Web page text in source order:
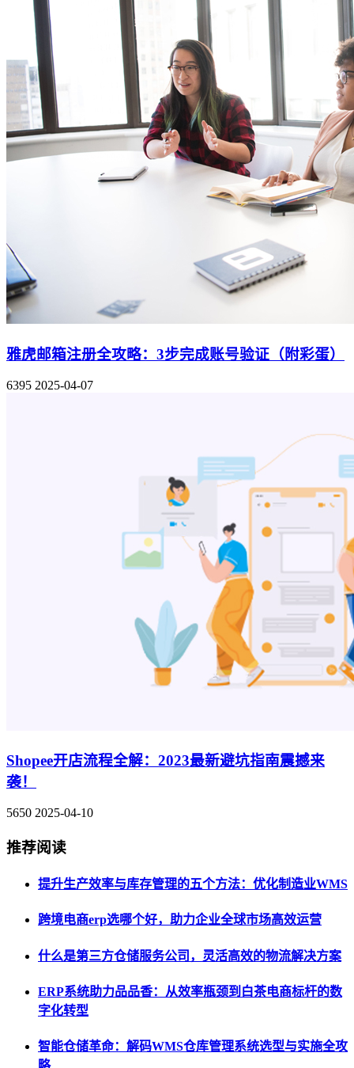
雅虎邮箱注册全攻略：3步完成账号验证（附彩蛋）
6395 2025-04-07
Shopee开店流程全解：2023最新避坑指南震撼来
袭！
5650 2025-04-10
推荐阅读
提升生产效率与库存管理的五个方法：优化制造业WMS
跨境电商erp选哪个好，助力企业全球市场高效运营
什么是第三方仓储服务公司，灵活高效的物流解决方案
ERP系统助力品品香：从效率瓶颈到白茶电商标杆的数
字化转型
智能仓储革命：解码WMS仓库管理系统选型与实施全攻